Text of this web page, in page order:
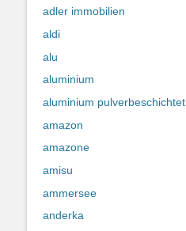
adler immobilien
aldi
alu
aluminium
aluminium pulverbeschichtet
amazon
amazone
amisu
ammersee
anderka